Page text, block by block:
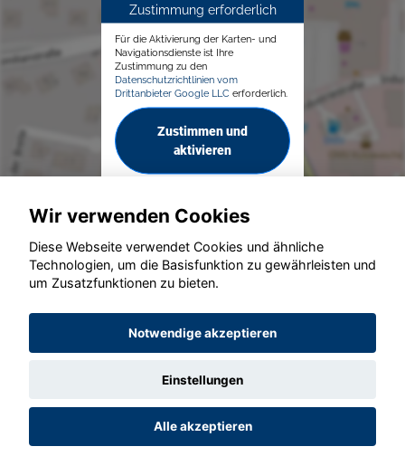
Zustimmung erforderlich
Für die Aktivierung der Karten- und
Navigationsdienste ist Ihre
Zustimmung zu den
Datenschutzrichtlinien vom
Drittanbieter Google LLC erforderlich.
Zustimmen und
aktivieren
© konjunkturmotor.de GmbH 2020 - 2026
Wir verwenden Cookies
Diese Webseite verwendet Cookies und ähnliche
Technologien, um die Basisfunktion zu gewährleisten und
um Zusatzfunktionen zu bieten.
Notwendige akzeptieren
Einstellungen
Alle akzeptieren